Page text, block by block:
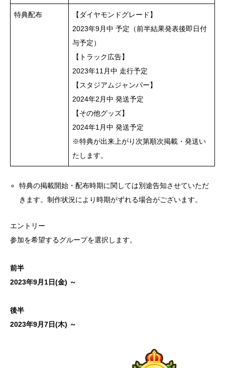
特典配布
【ダイヤモンドグレード】
2023年9月中 予定（前半結果発表後即日付
与予定）
【トラック広告】
2023年11月中 走行予定
【スタジアムジャンパー】
2024年2月中 発送予定
【その他グッズ】
2024年1月中 発送予定
※特典が出来上がり次第順次掲載・発送い
たします。
特典の掲載開始・配布時期に関しては別途告知させていただ
きます。制作状況により時期がずれる場合がございます。
エントリー
参加を希望するグループを選択します。
前半
2023年9月1日(金) ～
後半
2023年9月7日(木) ～